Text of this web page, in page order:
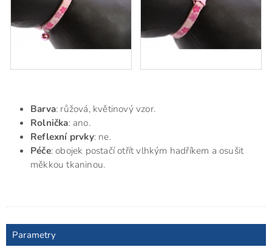
Barva: růžová, květinový vzor.
Rolnička: ano.
Reflexní prvky: ne.
Péče: obojek postačí otřít vlhkým hadříkem a osušit
měkkou tkaninou.
Parametry